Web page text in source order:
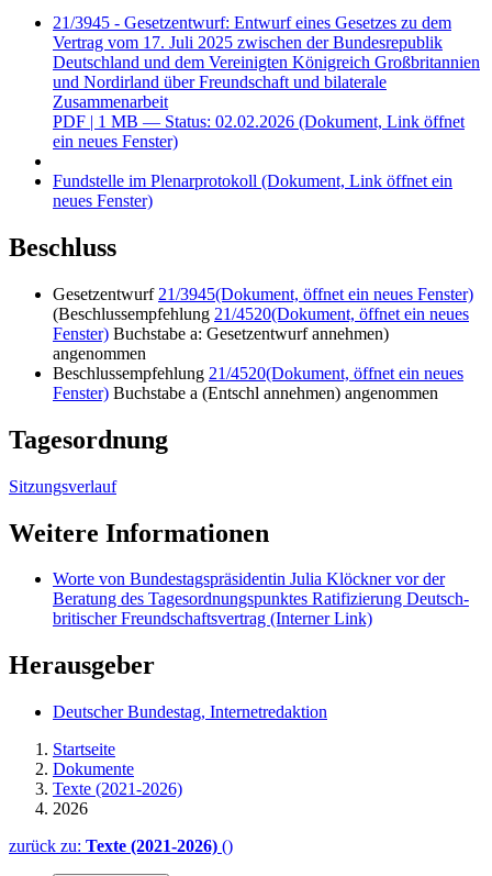
21/3945 - Gesetzentwurf: Entwurf eines Gesetzes zu dem
Vertrag vom 17. Juli 2025 zwischen der Bundesrepublik
Deutschland und dem Vereinigten Königreich Großbritannien
und Nordirland über Freundschaft und bilaterale
Zusammenarbeit
PDF | 1 MB — Status: 02.02.2026 (Dokument, Link öffnet
ein neues Fenster)
Fundstelle im Plenarprotokoll (Dokument, Link öffnet ein
neues Fenster)
Beschluss
Gesetzentwurf 21/3945(Dokument, öffnet ein neues Fenster)
(Beschlussempfehlung 21/4520(Dokument, öffnet ein neues
Fenster) Buchstabe a: Gesetzentwurf annehmen)
angenommen
Beschlussempfehlung 21/4520(Dokument, öffnet ein neues
Fenster) Buchstabe a (Entschl annehmen) angenommen
Tagesordnung
Sitzungsverlauf
Weitere Informationen
Worte von Bundestagspräsidentin Julia Klöckner vor der
Beratung des Tagesordnungspunktes Ratifizierung Deutsch-
britischer Freundschaftsvertrag (Interner Link)
Herausgeber
Deutscher Bundestag, Internetredaktion
Startseite
Dokumente
Texte (2021-2026)
2026
zurück zu: Texte (2021-2026) ()